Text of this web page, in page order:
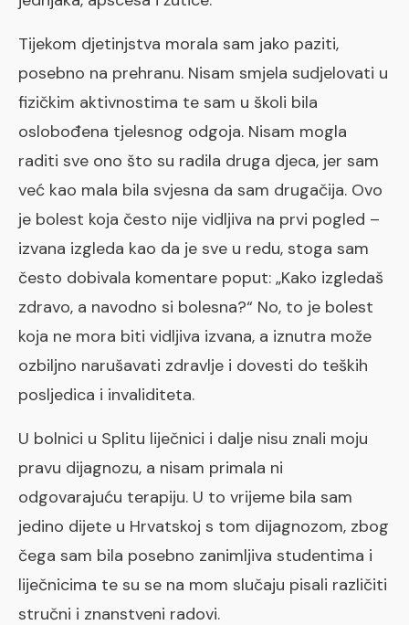
Tijekom djetinjstva morala sam jako paziti,
posebno na prehranu. Nisam smjela sudjelovati u
fizičkim aktivnostima te sam u školi bila
oslobođena tjelesnog odgoja. Nisam mogla
raditi sve ono što su radila druga djeca, jer sam
već kao mala bila svjesna da sam drugačija. Ovo
je bolest koja često nije vidljiva na prvi pogled –
izvana izgleda kao da je sve u redu, stoga sam
često dobivala komentare poput: „Kako izgledaš
zdravo, a navodno si bolesna?“ No, to je bolest
koja ne mora biti vidljiva izvana, a iznutra može
ozbiljno narušavati zdravlje i dovesti do teških
posljedica i invaliditeta.
U bolnici u Splitu liječnici i dalje nisu znali moju
pravu dijagnozu, a nisam primala ni
odgovarajuću terapiju. U to vrijeme bila sam
jedino dijete u Hrvatskoj s tom dijagnozom, zbog
čega sam bila posebno zanimljiva studentima i
liječnicima te su se na mom slučaju pisali različiti
stručni i znanstveni radovi.